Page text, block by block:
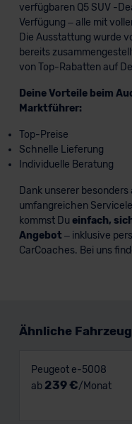
verfügbaren Q5 SUV -
Verfügung – alle mit
Die Ausstattung wurde
bereits
von Top-Rabatten auf
Deine Vorteile beim
Marktführer:
Top-Preise
Schnelle Lieferung
Individuelle Beratung
Dank unserer
umfangreichen
kommst Du einfach,
Angebot – inklusive
CarCoaches. Bei uns
Ähnliche
Peugeot e-5008
ab 239 €/Monat